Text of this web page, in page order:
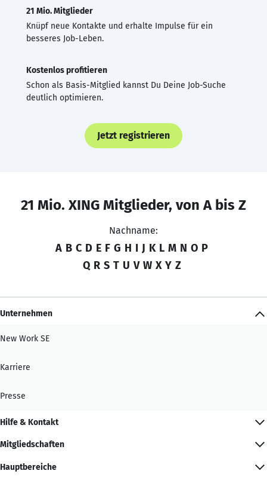
21 Mio. Mitglieder
Knüpf neue Kontakte und erhalte Impulse für ein
besseres Job-Leben.
Kostenlos profitieren
Schon als Basis-Mitglied kannst Du Deine Job-Suche
deutlich optimieren.
Jetzt registrieren
21 Mio. XING Mitglieder, von A bis Z
Nachname:
A B C D E F G H I J K L M N O P
Q R S T U V W X Y Z
Unternehmen
New Work SE
Karriere
Presse
Hilfe & Kontakt
Mitgliedschaften
Hauptbereiche